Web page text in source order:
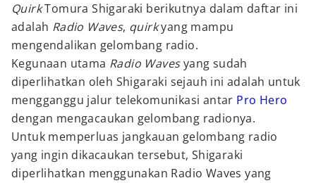
QuirkTomura Shigaraki berikutnya dalam daftar ini
adalah Radio Waves, quirkyang mampu
mengendalikan gelombang radio.
Kegunaan utama Radio Wavesyang sudah
diperlihatkan oleh Shigaraki sejauh ini adalah untuk
mengganggu jalur telekomunikasi antar Pro Hero
dengan mengacaukan gelombang radionya.
Untuk memperluas jangkauan gelombang radio
yang ingin dikacaukan tersebut, Shigaraki
diperlihatkan menggunakan Radio Waves yang